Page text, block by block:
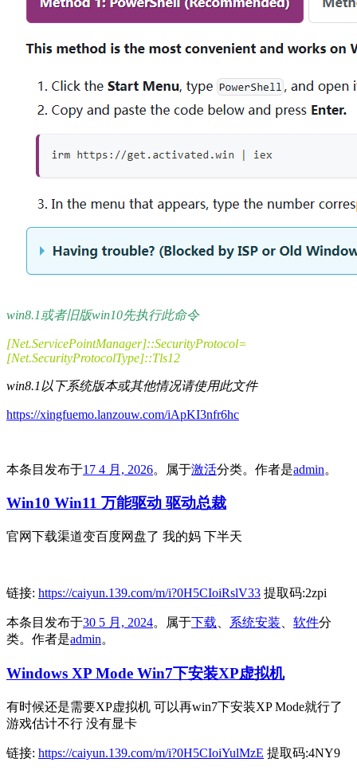
win8.1或者旧版win10先执行此命令
[Net.ServicePointManager]::SecurityProtocol=
[Net.SecurityProtocolType]::Tls12
win8.1以下系统版本或其他情况请使用此文件
https://xingfuemo.lanzouw.com/iApKI3nfr6hc
本条目发布于17 4 月, 2026。属于激活分类。 作者是admin。
Win10 Win11 万能驱动 驱动总裁
官网下载渠道变百度网盘了 我的妈 下半天
链接: https://caiyun.139.com/m/i?0H5CIoiRslV33 提取码:2zpi
本条目发布于30 5 月, 2024。属于下载 系统安装 软件分
类。 作者是admin。
Windows XP Mode Win7下安装XP虚拟机
有时候还是需要XP虚拟机 可以再win7下安装XP Mode就行了
游戏估计不行 没有显卡
链接: https://caiyun.139.com/m/i?0H5CIoiYulMzE 提取码:4NY9